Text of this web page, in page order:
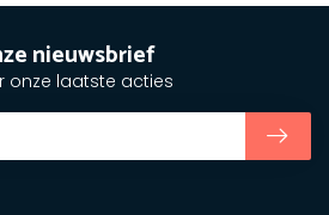
nieuwsbrief
onze laatste acties